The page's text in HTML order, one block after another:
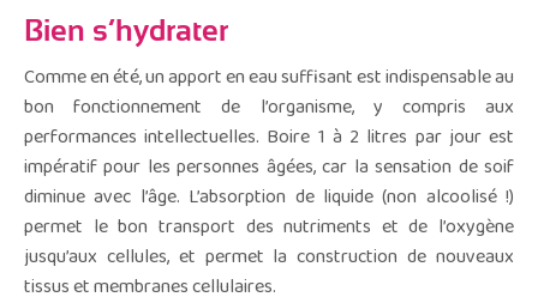
Bien s’hydrater
Comme en été, un apport en eau suffisant est indispensable au
bon fonctionnement de l’organisme, y compris aux
performances intellectuelles. Boire 1 à 2 litres par jour est
impératif pour les personnes âgées, car la sensation de soif
diminue avec l’âge. L’absorption de liquide (non alcoolisé !)
permet le bon transport des nutriments et de l’oxygène
jusqu’aux cellules, et permet la construction de nouveaux
tissus et membranes cellulaires.